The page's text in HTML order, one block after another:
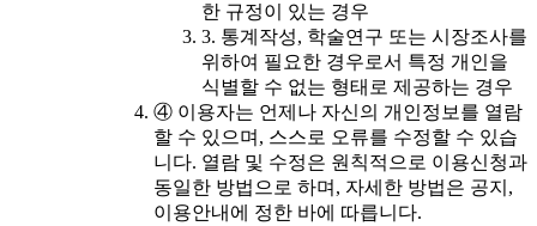
한 규정이 있는 경우
3. 통계작성, 학술연구 또는 시장조사를
위하여 필요한 경우로서 특정 개인을
식별할 수 없는 형태로 제공하는 경우
④ 이용자는 언제나 자신의 개인정보를 열람
할 수 있으며, 스스로 오류를 수정할 수 있습
니다. 열람 및 수정은 원칙적으로 이용신청과
동일한 방법으로 하며, 자세한 방법은 공지,
이용안내에 정한 바에 따릅니다.